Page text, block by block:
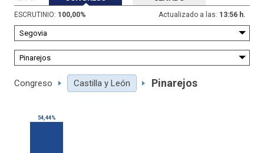
ESCRUTINIO: 100,00% Actualizado a las: 13:56 h.
Congreso Castilla y León Pinarejos
54,44%